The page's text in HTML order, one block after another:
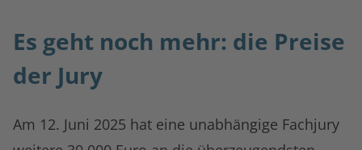
Es geht noch mehr: die Preise
der Jury
Am 12. Juni 2025 hat eine unabhängige Fachjury